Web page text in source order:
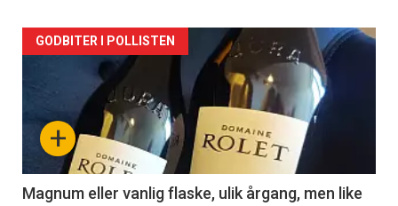
Forsiden
akkurat
nå
3
+
GODBITER I POLLISTEN
Magnum eller vanlig flaske, ulik årgang, men like